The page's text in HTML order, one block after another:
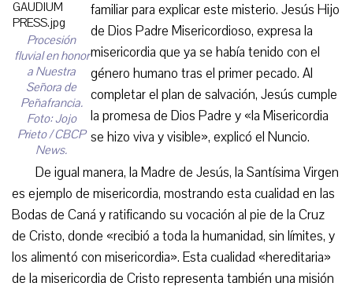
Procesión
fluvial en honor
a Nuestra
Señora de
Peñafrancia.
Foto: Jojo
Prieto / CBCP
News.
familiar para explicar este misterio. Jesús Hijo
de Dios Padre Misericordioso, expresa la
misericordia que ya se había tenido con el
género humano tras el primer pecado. Al
completar el plan de salvación, Jesús cumple
la promesa de Dios Padre y «la Misericordia
se hizo viva y visible», explicó el Nuncio.
De igual manera, la Madre de Jesús, la Santísima Virgen
es ejemplo de misericordia, mostrando esta cualidad en las
Bodas de Caná y ratificando su vocación al pie de la Cruz
de Cristo, donde «recibió a toda la humanidad, sin límites, y
los alimentó con misericordia». Esta cualidad «hereditaria»
de la misericordia de Cristo representa también una misión